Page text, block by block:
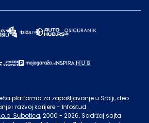
platforma za zapošljavanje u Srbiji, deo
i razvoj karijere - Infostud.
Subotica, 2000 - 2026. Sadržaj sajta